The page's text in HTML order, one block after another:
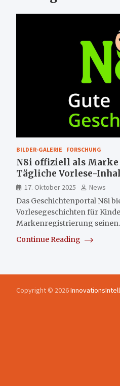
BILDER-GALERIE FORSCHUNG
N8i offiziell als
Tägliche Vorlese-
17. Oktober 2025
News
Das Geschichtenportal N8i
Vorlesegeschichten für
Markenregistrierung
Continue Reading
Copyright © 2026